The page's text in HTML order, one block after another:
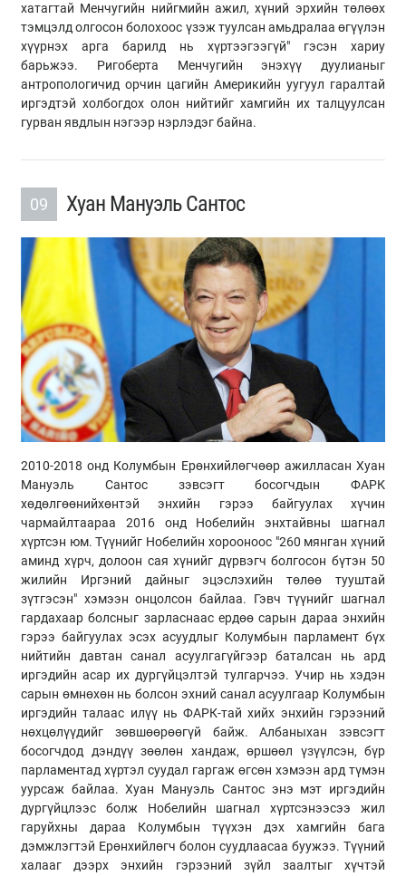
хатагтай Менчугийн нийгмийн ажил, хүний эрхийн төлөөх
тэмцэлд олгосон болохоос үзэж туулсан амьдралаа өгүүлэн
хүүрнэх арга барилд нь хүртээгээгүй" гэсэн хариу
барьжээ. Ригоберта Менчугийн энэхүү дуулианыг
антропологичид орчин цагийн Америкийн уугуул гаралтай
иргэдтэй холбогдох олон нийтийг хамгийн их талцуулсан
гурван явдлын нэгээр нэрлэдэг байна.
09 Хуан Мануэль Сантос
2010-2018 онд Колумбын Ерөнхийлөгчөөр ажилласан Хуан
Мануэль Сантос зэвсэгт босогчдын ФАРК
хөдөлгөөнийхөнтэй энхийн гэрээ байгуулах хүчин
чармайлтаараа 2016 онд Нобелийн энхтайвны шагнал
хүртсэн юм. Түүнийг Нобелийн хорооноос "260 мянган хүний
аминд хүрч, долоон сая хүнийг дүрвэгч болгосон бүтэн 50
жилийн Иргэний дайныг эцэслэхийн төлөө тууштай
зүтгэсэн" хэмээн онцолсон байлаа. Гэвч түүнийг шагнал
гардахаар болсныг зарласнаас ердөө сарын дараа энхийн
гэрээ байгуулах эсэх асуудлыг Колумбын парламент бүх
нийтийн давтан санал асуулгагүйгээр баталсан нь ард
иргэдийн асар их дургүйцэлтэй тулгарчээ. Учир нь хэдэн
сарын өмнөхөн нь болсон эхний санал асуулгаар Колумбын
иргэдийн талаас илүү нь ФАРК-тай хийх энхийн гэрээний
нөхцөлүүдийг зөвшөөрөөгүй байж. Албаныхан зэвсэгт
босогчдод дэндүү зөөлөн хандаж, өршөөл үзүүлсэн, бүр
парламентад хүртэл суудал гаргаж өгсөн хэмээн ард түмэн
уурсаж байлаа. Хуан Мануэль Сантос энэ мэт иргэдийн
дургүйцлээс болж Нобелийн шагнал хүртсэнээсээ жил
гаруйхны дараа Колумбын түүхэн дэх хамгийн бага
дэмжлэгтэй Ерөнхийлөгч болон суудлаасаа буужээ. Түүний
халааг дээрх энхийн гэрээний зүйл заалтыг хүчтэй